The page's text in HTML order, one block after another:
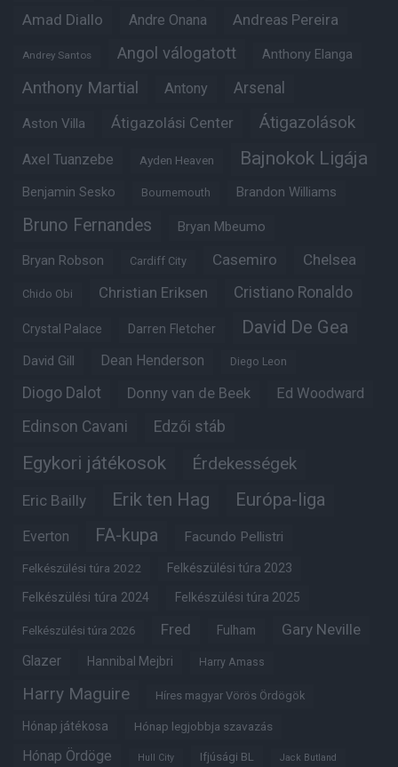
Amad Diallo Andre Onana Andreas Pereira
Andrey Santos Angol válogatott Anthony Elanga
Anthony Martial Antony Arsenal
Aston Villa Átigazolási Center Átigazolások
Axel Tuanzebe Ayden Heaven Bajnokok Ligája
Benjamin Sesko Bournemouth Brandon Williams
Bruno Fernandes Bryan Mbeumo
Bryan Robson Cardiff City Casemiro Chelsea
Chido Obi Christian Eriksen Cristiano Ronaldo
Crystal Palace Darren Fletcher David De Gea
David Gill Dean Henderson Diego Leon
Diogo Dalot Donny van de Beek Ed Woodward
Edinson Cavani Edzői stáb
Egykori játékosok Érdekességek
Eric Bailly Erik ten Hag Európa-liga
Everton FA-kupa Facundo Pellistri
Felkészülési túra 2022 Felkészülési túra 2023
Felkészülési túra 2024 Felkészülési túra 2025
Felkészülési túra 2026 Fred Fulham Gary Neville
Glazer Hannibal Mejbri Harry Amass
Harry Maguire Híres magyar Vörös Ördögök
Hónap játékosa Hónap legjobbja szavazás
Hónap Ördöge Hull City Ifjúsági BL Jack Butland